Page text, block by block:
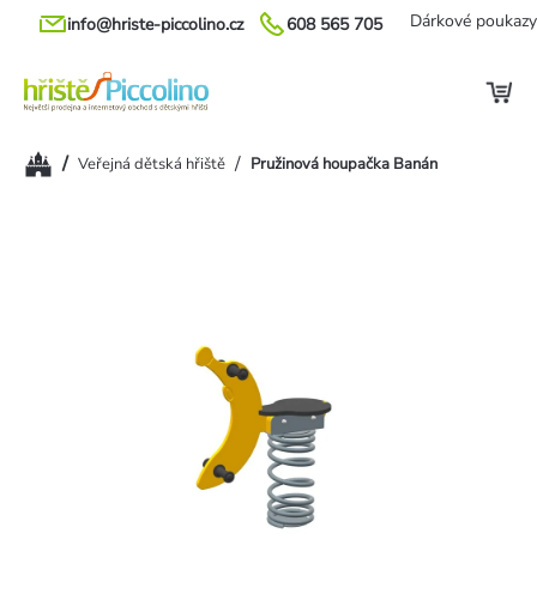
Přejít
608 565 705
info@hriste-piccolino.cz Dárkové poukazy
Domů/ Veřejná dětská hřiště / Pružinová houpačka Banán